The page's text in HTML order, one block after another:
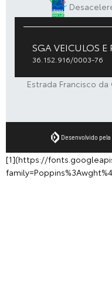
SGA VEICULOS E
36.152.916/0003-76
Estrada Francisco
Desenvolvido pela
[1](https://